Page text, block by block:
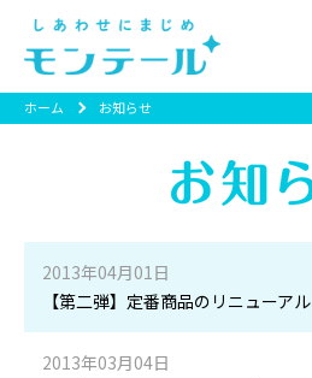
ホーム お知らせ
2013年04月01日
【第二弾】定番商品のリニューアル
2013年03月04日